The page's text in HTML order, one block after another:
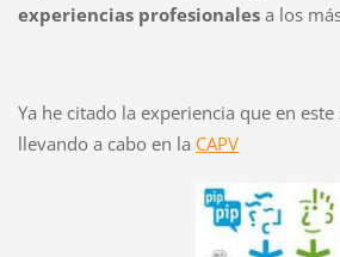
experiencias profesionalesa los
Ya he citado la experiencia que en este
llevando a cabo en la CAPV